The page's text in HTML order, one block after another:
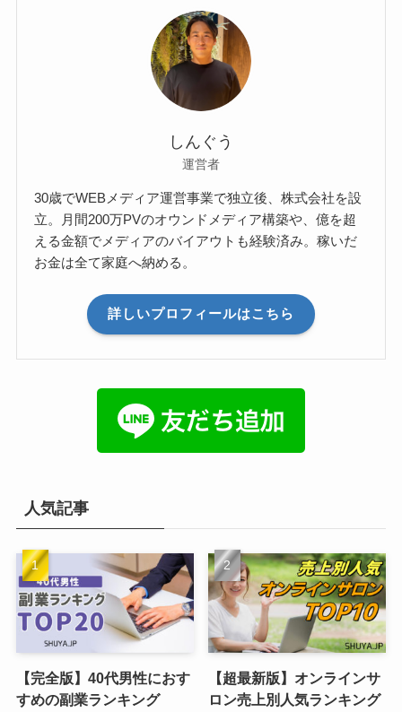
しんぐう
運営者
30歳でWEBメディア運営事業で独立後、株式会社を設
立。月間200万PVのオウンドメディア構築や、億を超
える金額でメディアのバイアウトも経験済み。稼いだ
お金は全て家庭へ納める。
詳しいプロフィールはこちら
人気記事
【完全版】40代男性におす
すめの副業ランキング
【超最新版】オンラインサ
ロン売上別人気ランキング